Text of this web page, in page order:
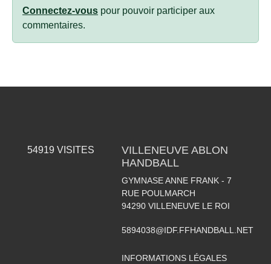
Connectez-vous pour pouvoir participer aux
commentaires.
54919 VISITES
VILLENEUVE ABLON
HANDBALL
GYMNASE ANNE FRANK - 7
RUE POULMARCH
94290 VILLENEUVE LE ROI
5894038@IDF.FFHANDBALL.NET
INFORMATIONS LÉGALES